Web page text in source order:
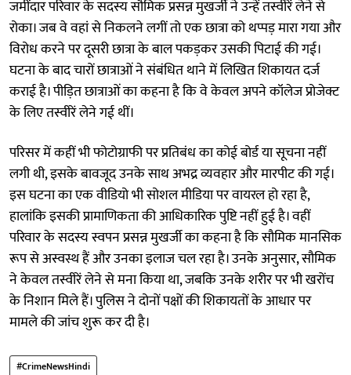
जमींदार परिवार के सदस्य सौमिक प्रसन्न मुखर्जी ने उन्हें तस्वीरें लेने से
रोका। जब वे वहां से निकलने लगीं तो एक छात्रा को थप्पड़ मारा गया और
विरोध करने पर दूसरी छात्रा के बाल पकड़कर उसकी पिटाई की गई।
घटना के बाद चारों छात्राओं ने संबंधित थाने में लिखित शिकायत दर्ज
कराई है। पीड़ित छात्राओं का कहना है कि वे केवल अपने कॉलेज प्रोजेक्ट
के लिए तस्वीरें लेने गई थीं।
परिसर में कहीं भी फोटोग्राफी पर प्रतिबंध का कोई बोर्ड या सूचना नहीं
लगी थी, इसके बावजूद उनके साथ अभद्र व्यवहार और मारपीट की गई।
इस घटना का एक वीडियो भी सोशल मीडिया पर वायरल हो रहा है,
हालांकि इसकी प्रामाणिकता की आधिकारिक पुष्टि नहीं हुई है। वहीं
परिवार के सदस्य स्वपन प्रसन्न मुखर्जी का कहना है कि सौमिक मानसिक
रूप से अस्वस्थ हैं और उनका इलाज चल रहा है। उनके अनुसार, सौमिक
ने केवल तस्वीरें लेने से मना किया था, जबकि उनके शरीर पर भी खरोंच
के निशान मिले हैं। पुलिस ने दोनों पक्षों की शिकायतों के आधार पर
मामले की जांच शुरू कर दी है।
#CrimeNewsHindi